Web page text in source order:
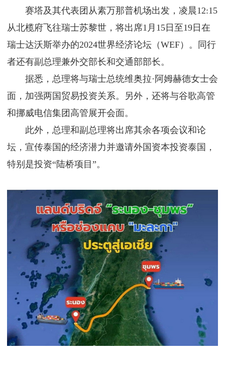
赛塔及其代表团从素万那普机场出发，凌晨12:15
从北榄府飞往瑞士苏黎世，将出席1月15日至19日在
瑞士达沃斯举办的2024世界经济论坛（WEF）。同行
者还有副总理兼外交部长和交通部部长。
据悉，总理将与瑞士总统维奥拉·阿姆赫德女士会
面，加强两国贸易投资关系。另外，还将与谷歌高管
和挪威电信集团高管展开会面。
此外，总理和副总理将出席其余各项会议和论
坛，宣传泰国的经济潜力并邀请外国资本投资泰国，
特别是投资“陆桥项目”。